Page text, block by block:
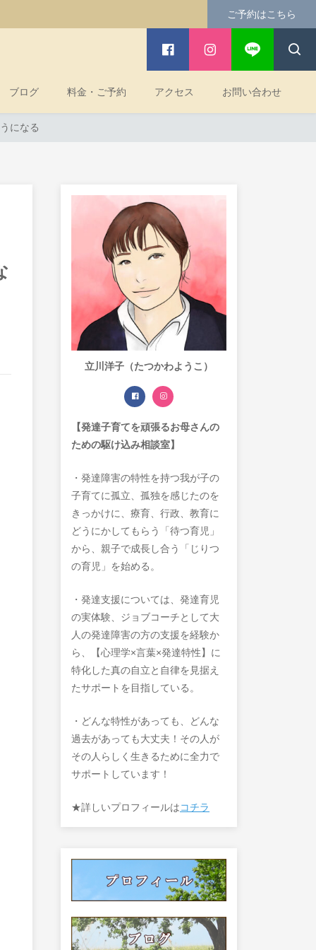
ご予約はこちら
ブログ 料金・ご予約 アクセス お問い合わせ
になる
立川洋子（たつかわようこ）
【発達子育てを頑張るお母さんの
ための駆け込み相談室】
・発達障害の特性を持つ我が子の
子育てに孤立、孤独を感じたのを
きっかけに、療育、行政、教育に
どうにかしてもらう「待つ育児」
から、親子で成長し合う「じりつ
の育児」を始める。
・発達支援については、発達育児
の実体験、ジョブコーチとして大
人の発達障害の方の支援を経験か
ら、【心理学×言葉×発達特性】に
特化した真の自立と自律を見据え
たサポートを目指している。
・どんな特性があっても、どんな
過去があっても大丈夫！その人が
その人らしく生きるために全力で
サポートしています！
★詳しいプロフィールはコチラ